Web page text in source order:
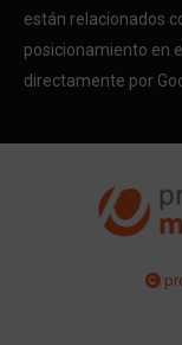
están relacionados
posicionamiento en
directamente por